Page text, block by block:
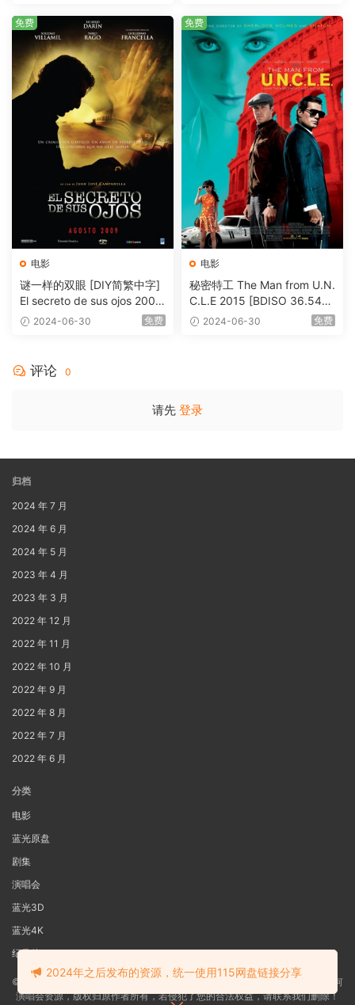
电影
谜一样的双眼 [DIY简繁中字]
El secreto de sus ojos 2009
1080p Blu-ray AVC DTS-HD
2024-06-30 免费
免费
电影
秘密特工 The Man from U.N.
C.L.E 2015 [BDISO 36.54G
B] 2024-06-30 免费
免费
评论 0
请先 登录
归档
2024 年 7 月
2024 年 6 月
2024 年 5 月
2023 年 4 月
2023 年 3 月
2022 年 12 月
2022 年 11 月
2022 年 10 月
2022 年 9 月
2022 年 8 月
2022 年 7 月
2022 年 6 月
分类
电影
蓝光原盘
剧集
演唱会
蓝光3D
蓝光4K
纪录片
©2022 蓝光电影网本站资源来源于网络用户网盘投稿，本站服务器不储存任何
演唱会资源，版权归原作者所有，若侵犯了您的合法权益，请联系我们删除！
2024年之后发布的资源，统一使用115网盘链接分享